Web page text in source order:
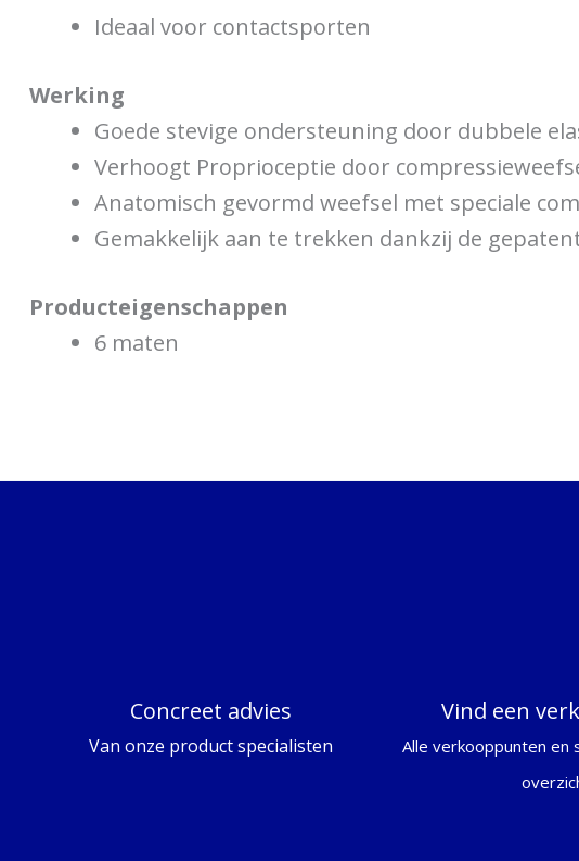
Ideaal voor contactsporten
Werking
Goede stevige ondersteuning door dubbele
Verhoogt Proprioceptie door
Anatomisch gevormd weefsel met speciale
Gemakkelijk aan te trekken dankzij de
Producteigenschappen
6 maten
Concreet advies
Van onze product specialisten
Vind een
Alle verkooppunten en